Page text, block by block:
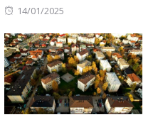
Posted
14/01/2025